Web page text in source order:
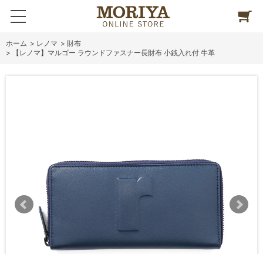
ホーム > レノマ > 財布
>
【レノマ】マルゴー ラウンドファスナー長財布 小銭入れ付 牛革